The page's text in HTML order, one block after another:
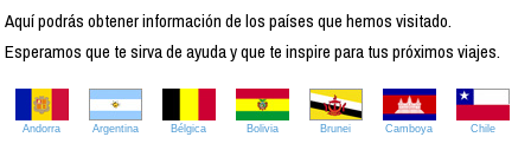
Aquí podrás obtener información de los países que hemos visitado.
Esperamos que te sirva de ayuda y que te inspire para tus próximos viajes.
Andorra Argentina Bélgica Bolivia Brunei Camboya Chile